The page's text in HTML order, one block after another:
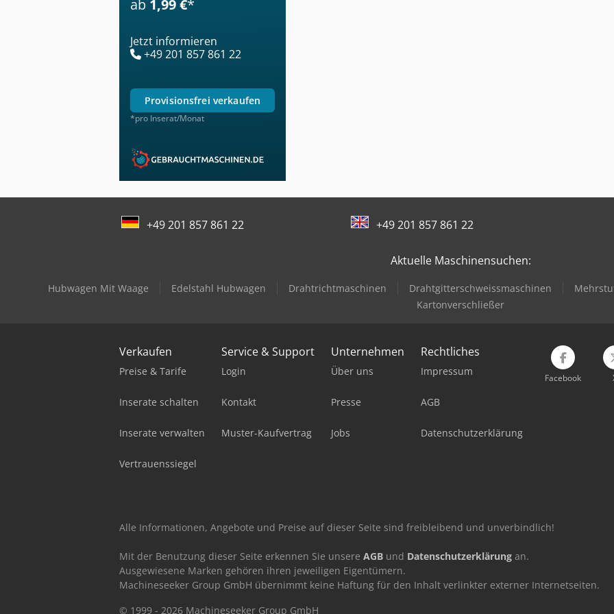
ab 1,99 €*
Jetzt informieren
+49 201 857 861 22
provisionsfrei verkaufen
*pro Inserat/Monat
+49 201 857 861 22 +49 201 857 861 22
Aktuelle Maschinensuchen:
Hubwagen Mit Waage Edelstahl Hubwagen Drahtrichtmaschinen Drahtgitterschweissmaschinen
Kartonverschließer
Verkaufen
Preise & Tarife
Inserate schalten
Inserate verwalten
Vertrauenssiegel
Service & Support
Login
Kontakt
Muster-Kaufvertrag
Unternehmen
Über uns
Presse
Jobs
Rechtliches
Impressum
AGB
Datenschutzerklärung
Facebook
Alle Informationen, Angebote und Preise auf dieser Seite sind freibleibend und unverbindlich!
Mit der Benutzung dieser Seite erkennen Sie unsere AGB und Datenschutzerklärung an.
Ausgewiesene Marken gehören ihren jeweiligen Eigentümern.
Machineseeker Group GmbH übernimmt keine Haftung für den Inhalt verlinkter externer Internetseiten.
© 1999 - 2026 Machineseeker Group GmbH